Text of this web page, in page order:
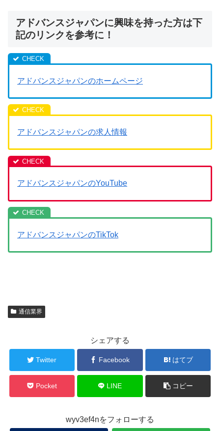
アドバンスジャパンに興味を持った方は下
記のリンクを参考に！
アドバンスジャパンのホームページ
アドバンスジャパンの求人情報
アドバンスジャパンのYouTube
アドバンスジャパンのTikTok
通信業界
シェアする
Twitter Facebook はてブ
Pocket LINE コピー
wyv3ef4nをフォローする